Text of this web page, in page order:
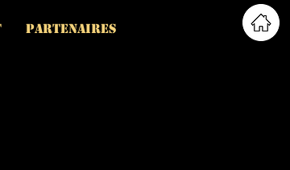
PARTENAIRES